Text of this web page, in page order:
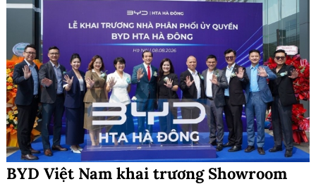
BYD Việt Nam khai trương Showroom